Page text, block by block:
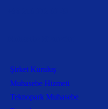
Şirket Kuruluş
Muhasebe Hizmeti
Teknopark Muhasebe